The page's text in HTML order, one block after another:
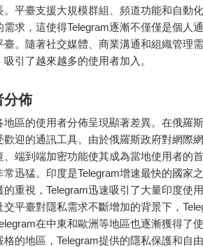
平臺支援大規模群組、頻道功能和自動
求，這使得Telegram逐漸不僅僅是個人
臺。隨著社交媒體、商業溝通和組織管理
引了越來越多的使用者加入。
分佈
地區的使用者分佈呈現顯著差異。在俄羅
迎的通訊工具。由於俄羅斯政府對網際
、端到端加密功能使其成為當地使用者的
迅猛。印度是Telegram增速最快的國家
重視，Telegram迅速吸引了大量印度使
平臺對隱私需求不斷增加的背景下，
在中東和歐洲等地區也逐漸獲得了
的地區，Telegram提供的隱私保護和自